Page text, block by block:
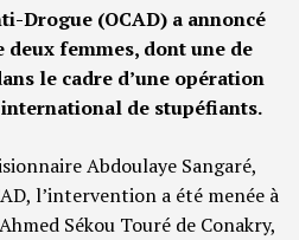
Drogue (OCAD) a annoncé
femmes, dont une de
le cadre d’une opération
de stupéfiants.
Abdoulaye Sangaré,
l’intervention a été menée à
Sékou Touré de Conakry,